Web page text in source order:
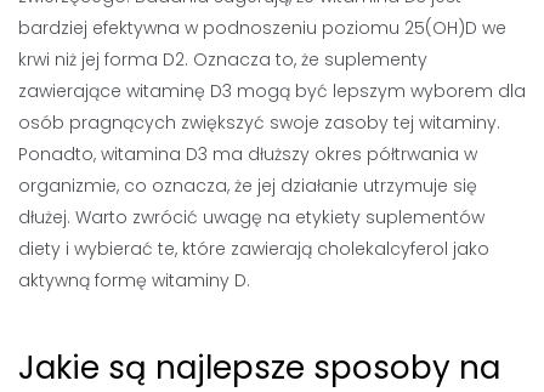
bardziej efektywna w podnoszeniu poziomu 25(OH)D we
krwi niż jej forma D2. Oznacza to, że suplementy
zawierające witaminę D3 mogą być lepszym wyborem dla
osób pragnących zwiększyć swoje zasoby tej witaminy.
Ponadto, witamina D3 ma dłuższy okres półtrwania w
organizmie, co oznacza, że jej działanie utrzymuje się
dłużej. Warto zwrócić uwagę na etykiety suplementów
diety i wybierać te, które zawierają cholekalcyferol jako
aktywną formę witaminy D.
Jakie są najlepsze sposoby na